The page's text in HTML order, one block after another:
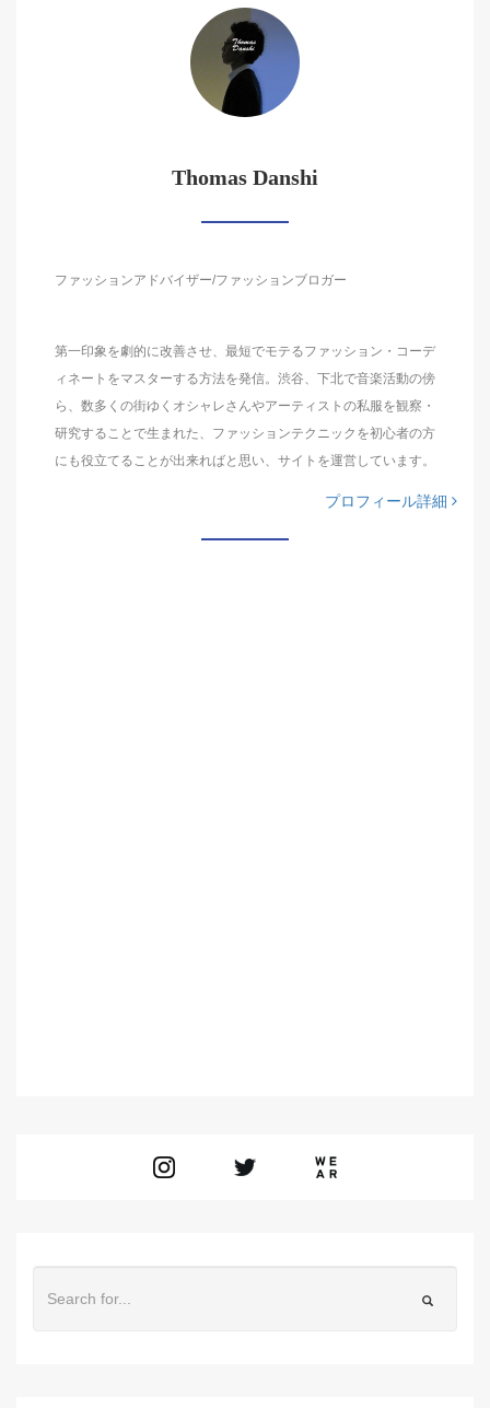
Thomas Danshi
ファッションアドバイザー/ファッションブロガー
第一印象を劇的に改善させ、最短でモテるファッション・コーデ
ィネートをマスターする方法を発信。渋谷、下北で音楽活動の傍
ら、数多くの街ゆくオシャレさんやアーティストの私服を観察・
研究することで生まれた、ファッションテクニックを初心者の方
にも役立てることが出来ればと思い、サイトを運営しています。
プロフィール詳細